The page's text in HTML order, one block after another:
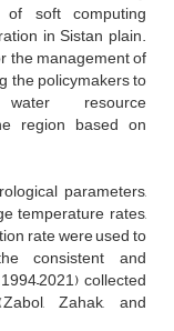
soft computing
in Sistan plain.
the management of
the policymakers to
resource
region based on
parameters,
temperature rates,
rate were used to
consistent and
collected
Zahak, and